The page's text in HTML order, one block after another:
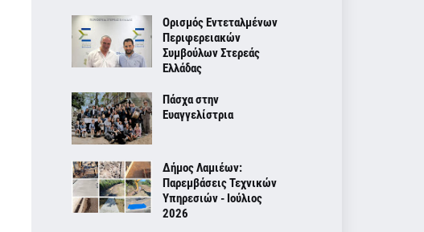
Ορισμός Εντεταλμένων
Περιφερειακών
Συμβούλων Στερεάς
Ελλάδας
Πάσχα στην
Ευαγγελίστρια
Δήμος Λαμιέων:
Παρεμβάσεις Τεχνικών
Υπηρεσιών - Ιούλιος
2026